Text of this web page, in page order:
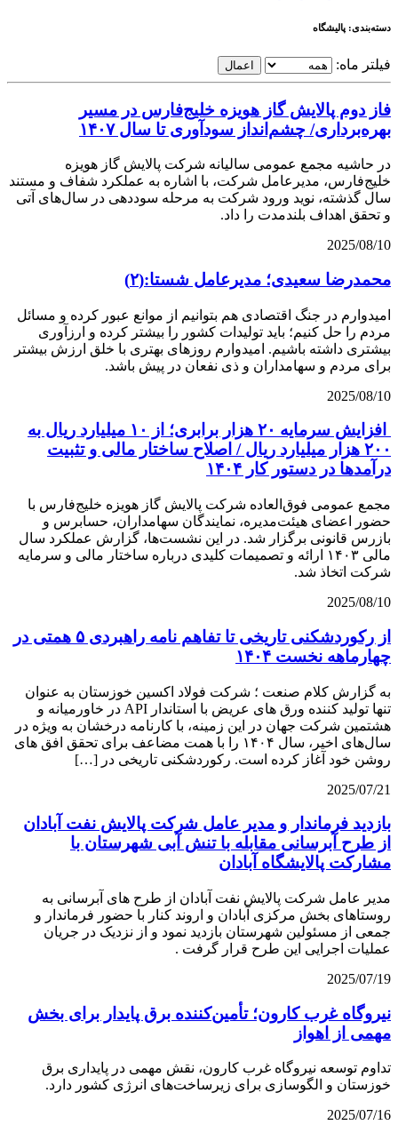
دسته‌بندی: پالیشگاه
فیلتر ماه: اعمال
فاز دوم پالایش گاز هویزه خلیج‌فارس در مسیر
بهره‌برداری/ چشم‌انداز سودآوری تا سال ۱۴۰۷
در حاشیه مجمع عمومی سالیانه شرکت پالایش گاز هویزه
خلیج‌فارس، مدیرعامل شرکت، با اشاره به عملکرد شفاف و مستند
سال گذشته، نوید ورود شرکت به مرحله سوددهی در سال‌های آتی
و تحقق اهداف بلندمدت را داد.
2025/08/10
محمدرضا سعیدی؛ مدیرعامل شستا:(۲)
امیدوارم در جنگ اقتصادی هم بتوانیم از موانع عبور کرده و مسائل
مردم را حل کنیم؛ باید تولیدات کشور را بیشتر کرده و ارزآوری
بیشتری داشته باشیم. امیدوارم روزهای بهتری با خلق ارزش بیشتر
برای مردم و سهامداران و ذی نفعان در پیش باشد.
2025/08/10
افزایش سرمایه ۲۰ هزار برابری؛ از ۱۰ میلیارد ریال به
۲۰۰ هزار میلیارد ریال / اصلاح ساختار مالی و تثبیت
درآمدها در دستور کار ۱۴۰۴
مجمع عمومی فوق‌العاده شرکت پالایش گاز هویزه خلیج‌فارس با
حضور اعضای هیئت‌مدیره، نمایندگان سهامداران، حسابرس و
بازرس قانونی برگزار شد. در این نشست‌ها، گزارش عملکرد سال
مالی ۱۴۰۳ ارائه و تصمیمات کلیدی درباره ساختار مالی و سرمایه
شرکت اتخاذ شد.
2025/08/10
از رکوردشکنی تاریخی تا تفاهم نامه راهبردی ۵ همتی در
چهارماهه نخست ۱۴۰۴
به گزارش کلام صنعت ؛ شرکت فولاد اکسین خوزستان به عنوان
تنها تولید کننده ورق های عریض با استاندار API در خاورمیانه و
هشتمین شرکت جهان در این زمینه، با کارنامه درخشان به ویژه در
سال‌های اخیر، سال ۱۴۰۴ را با همت مضاعف برای تحقق افق های
روشن خود آغاز کرده است. رکوردشکنی تاریخی در […]
2025/07/21
بازدید فرماندار و مدیر عامل شرکت پالایش نفت آبادان
از طرح آبرسانی مقابله با تنش آبی شهرستان با
مشارکت پالایشگاه آبادان
مدیر عامل شرکت پالایش نفت آبادان از طرح های آبرسانی به
روستاهای بخش مرکزی آبادان و اروند کنار با حضور فرماندار و
جمعی از مسئولین شهرستان بازدید نمود و از نزدیک در جریان
عملیات اجرایی این طرح قرار گرفت .
2025/07/19
نیروگاه غرب كارون؛ تأمین‌كننده برق پایدار برای بخش
مهمی از اهواز
تداوم توسعه نیروگاه غرب کارون، نقش مهمی در پایداری برق
خوزستان و الگوسازی برای زیرساخت‌های انرژی کشور دارد.
2025/07/16